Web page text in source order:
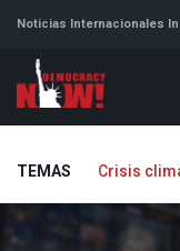
Noticias Internacionales
TEMAS Crisis